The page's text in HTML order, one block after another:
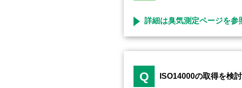
詳細は臭気測定ページを参
Q ISO14000の取得を検